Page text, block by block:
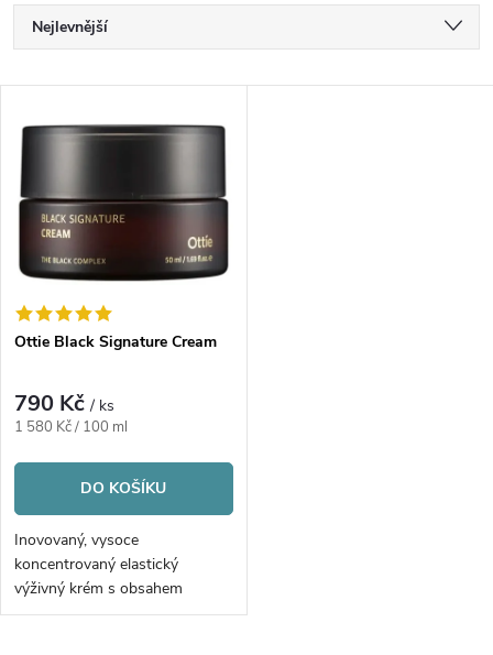
Ř
a
z
e
n
í
p
r
o
d
u
k
Nejlevnější
V
ý
p
i
s
p
r
o
d
u
Ottie Black Signature Cream
790 Kč/ ks
Měrná
1 580 Kč / 100 ml
DO KOŠÍKU
Inovovaný, vysoce
koncentrovaný elastický
výživný krém s obsahem
hlemýždího sekretu - 50ml